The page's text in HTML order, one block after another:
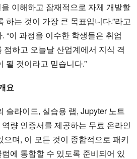
이해하고 잠재적으로 자체 개발할
하는 것이 가장 큰 목표입니다.”라고
“이 과정을 이수한 학생들은 취업
하고 오늘날 산업계에서 지식 격
될 것이라고 믿습니다.”
요
슬라이드, 실습용 랩, Jupyter 노트
량 인증서를 제공하는 무료 온라인
며, 이 모든 것이 종합적으로 패키
에 통합할 수 있도록 준비되어 있